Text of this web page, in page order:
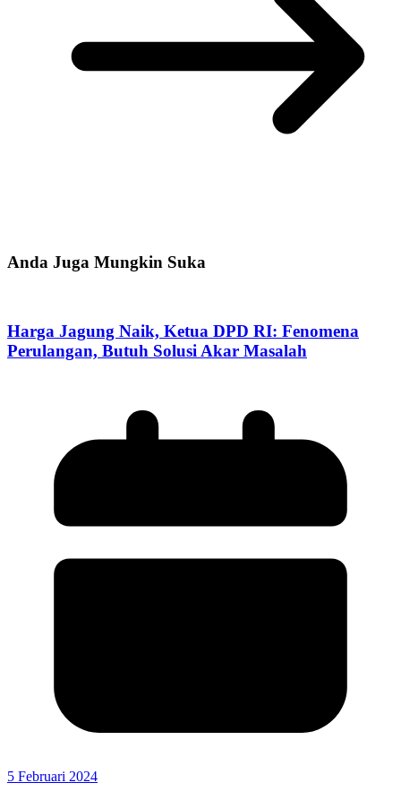
Anda Juga Mungkin Suka
Harga Jagung Naik, Ketua DPD RI: Fenomena
Perulangan, Butuh Solusi Akar Masalah
5 Februari 2024